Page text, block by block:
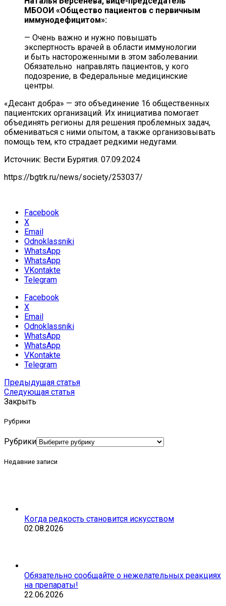
МБООИ «Общество пациентов с первичным
иммунодефицитом»:
— Очень важно и нужно повышать
экспертность врачей в области иммунологии
и быть настороженными в этом заболевании.
Обязательно направлять пациентов, у кого
подозрение, в Федеральные медицинские
центры.
«Десант добра» — это объединение 16 общественных
пациентских организаций. Их инициатива помогает
объединять регионы для решения проблемных задач,
обмениваться с ними опытом, а также организовывать
помощь тем, кто страдает редкими недугами.
Источник: Вести Бурятия. 07.09.2024
https://bgtrk.ru/news/society/253037/
Facebook
X
Email
Odnoklassniki
WhatsApp
WhatsApp
VKontakte
Telegram
Facebook
X
Email
Odnoklassniki
WhatsApp
WhatsApp
VKontakte
Telegram
Предыдущая статья
Следующая статья
Закрыть
Рубрики
Рубрики
Недавние записи
Когда редкость становится искусством
02.08.2026
Обязательно сообщайте о нежелательных реакциях
на препараты!
22.06.2026